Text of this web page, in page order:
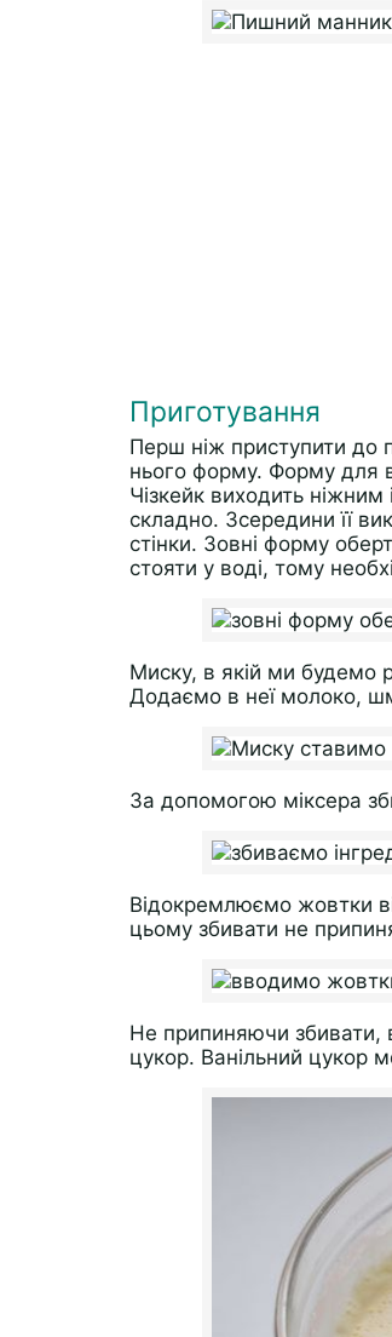
Приготування
Перш ніж приступити до
нього форму. Форму для
Чізкейк виходить
складно. Зсередини її
стінки. Зовні форму
стояти у воді, тому
Миску, в якій ми будемо
Додаємо в неї молоко,
За допомогою міксера
Відокремлюємо жовтки
цьому збивати не
Не припиняючи збивати,
цукор. Ванільний цукор